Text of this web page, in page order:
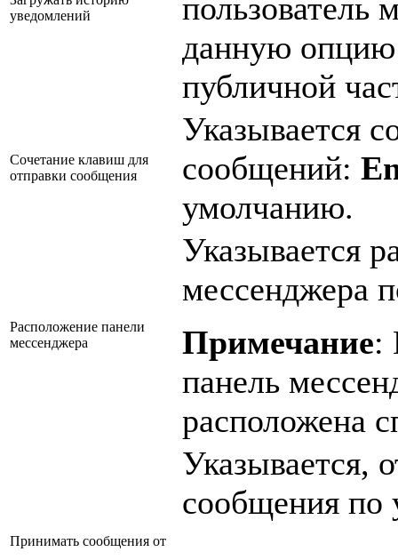
уведомлений
пользователь
данную
публичной
Сочетание клавиш для
отправки сообщения
Указывается
сообщений:
умолчанию.
Расположение панели
мессенджера
Указывается
мессенджера
Примечание:
панель
расположена
Принимать сообщения от
Указывается,
сообщения по